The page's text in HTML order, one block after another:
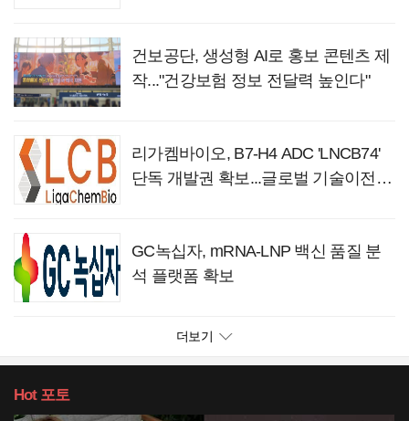
건보공단, 생성형 AI로 홍보 콘텐츠 제
작..."건강보험 정보 전달력 높인다"
리가켐바이오, B7-H4 ADC 'LNCB74'
단독 개발권 확보...글로벌 기술이전
GC녹십자, mRNA-LNP 백신 품질 분
석 플랫폼 확보
더보기
Hot포토